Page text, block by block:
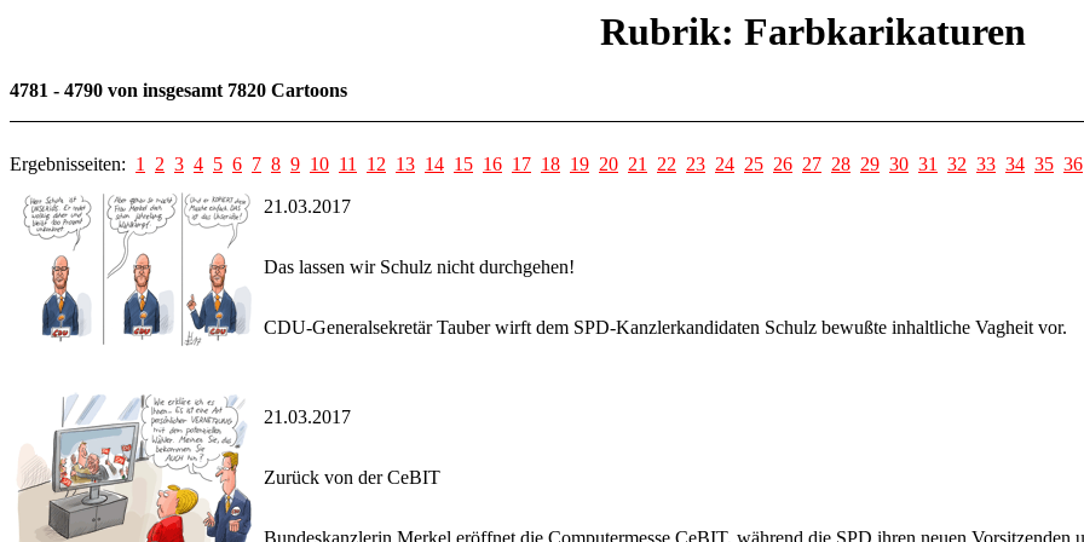
Rubrik: Farbkarikaturen
4781 - 4790 von insgesamt 7820 Cartoons
Ergebnisseiten: 1 2 3 4 5 6 7 8 9 10 11 12 13 14 15 16 17 18 19 20 21 22 23 24 25 26 27 28 29 30 31 32 33 34 35 36
21.03.2017
Das lassen wir Schulz nicht durchgehen!
CDU-Generalsekretär Tauber wirft dem SPD-Kanzlerkandidaten Schulz bewußte inhaltliche Vagheit vor.
21.03.2017
Zurück von der CeBIT